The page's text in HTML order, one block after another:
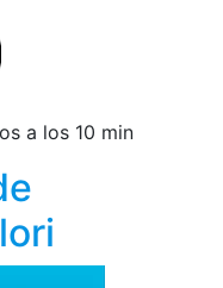
a los 10 min